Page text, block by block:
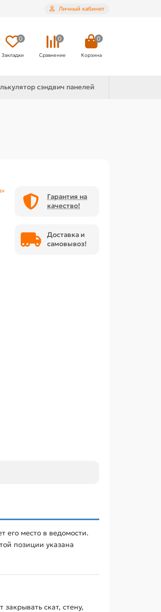
Личный кабинет
0
Закладки
0
Сравнение
0
Корзина
сэндвич панелей
Гарантия на
качество!
Доставка и
самовывоз!
его место в ведомости.
позиции указана
скат, стену,